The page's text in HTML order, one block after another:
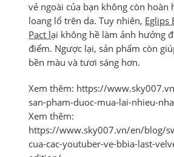
vẻ ngoài của bạn không còn hoàn
loang lổ trên da. Tuy nhiên, Eglips
Pact lại không hề làm ảnh hưởng
điểm. Ngược lại, sản phẩm còn
bền màu và tươi sáng hơn.
Xem thêm: https://
san-pham-duoc-mua-lai-nhieu-
Xem thêm:
https://www.sky007.vn/en/blog/
cua-cac-youtuber-ve-bbia-last-